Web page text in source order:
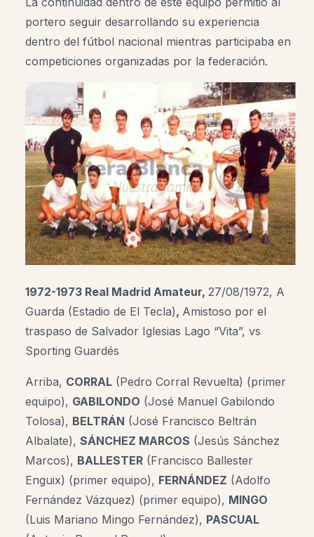
portero seguir desarrollando su experiencia
dentro del fútbol nacional mientras participaba en
competiciones organizadas por la federación.
1972-1973 Real Madrid Amateur, 27/08/1972, A
Guarda (Estadio de El Tecla), Amistoso por el
traspaso de Salvador Iglesias Lago “Vita”, vs
Sporting Guardés
Arriba, CORRAL (Pedro Corral Revuelta) (primer
equipo), GABILONDO (José Manuel Gabilondo
Tolosa), BELTRÁN (José Francisco Beltrán
Albalate), SÁNCHEZ MARCOS (Jesús Sánchez
Marcos), BALLESTER (Francisco Ballester
Enguix) (primer equipo), FERNÁNDEZ (Adolfo
Fernández Vázquez) (primer equipo), MINGO
(Luis Mariano Mingo Fernández), PASCUAL